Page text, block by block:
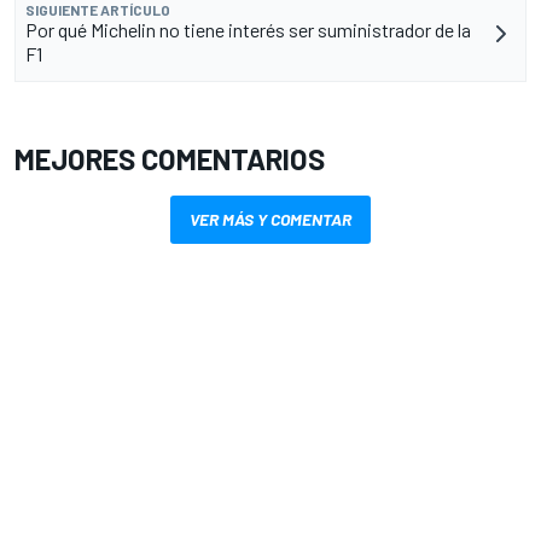
SIGUIENTE ARTÍCULO
Por qué Michelin no tiene interés ser suministrador de la
F1
MEJORES COMENTARIOS
VER MÁS Y COMENTAR